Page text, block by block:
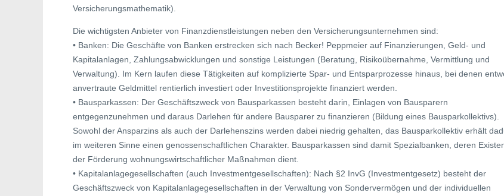
Versicherungsmathematik).
Die wichtigsten Anbieter von Finanzdienstleistungen neben den Versicherungsunternehmen sind:
• Banken: Die Geschäfte von Banken erstrecken sich nach Becker! Peppmeier auf Finanzierungen, Geld- und
Kapitalanlagen, Zahlungsabwicklungen und sonstige Leistungen (Beratung, Risikoübernahme, Vermittlung und
Verwaltung). Im Kern laufen diese Tätigkeiten auf komplizierte Spar- und Entsparprozesse hinaus, bei denen
anvertraute Geldmittel rentierlich investiert oder Investitionsprojekte finanziert werden.
• Bausparkassen: Der Geschäftszweck von Bausparkassen besteht darin, Einlagen von Bausparern
entgegenzunehmen und daraus Darlehen für andere Bausparer zu finanzieren (Bildung eines Bausparkollektivs).
Sowohl der Ansparzins als auch der Darlehenszins werden dabei niedrig gehalten, das Bausparkollektiv erhält
im weiteren Sinne einen genossenschaftlichen Charakter. Bausparkassen sind damit Spezialbanken, deren
der Förderung wohnungswirtschaftlicher Maßnahmen dient.
• Kapitalanlagegesellschaften (auch Investmentgesellschaften): Nach §2 InvG (Investmentgesetz) besteht der
Geschäftszweck von Kapitalanlagegesellschaften in der Verwaltung von Sondervermögen und der individuellen